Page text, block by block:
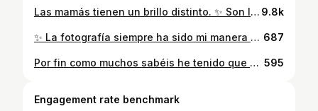
Las mamás tienen un brillo distinto. ✨ Son las primeras en despertar, las últimas en descansar y, aun así, siempre encuentran una sonrisa para sus hijos. En sus brazos cabe el mundo entero, y en su amor, la calma que todo niño necesita. 💗 Las sesiones familiares son una forma de detener el tiempo, de capturar esos instantes que pasan tan rápido: las risas, las miradas, los abrazos que hablan sin decir una palabra. Porque un día los niños crecen, pero las fotos quedan… y nos recuerdan cuánta magia hubo (y hay) en cada etapa de ser mamá. 🌿 Gracias @judiitharias_ por dejar magia por dónde pasas, eres maravillosa ❤️🫶🏼 #MagiaDeSerMamá #FotografíaFamiliar #SesionesConAmor #AmorDeMadre #RecuerdosParaSiempre #FotografíaNatural #FamiliaBonita #FotografíaDeEmociones #amorinfinito #juditharias 9.8k
✨ La fotografía siempre ha sido mi manera de contar historias. Tras 3 años de pausa, he vuelto con más ilusión que nunca, lista para salir de mi zona de confort y explorar nuevos mundos creativos. 📸 Soy fotógrafa en Mallorca, especializada en embarazadas y recién nacidos, y ahora también quiero dar espacio a artistas, bailarinas y profesionales que buscan imágenes potentes, con alma y estilo propio. Si eres artista y quieres mostrar tu esencia con un retrato profesional y diferente, escríbeme. Este es tu momento, y me encantaría ser quien lo capture. 🌿 Mallorca · Fotografía artística · Retratos profesionales #FotografíaMallorca #FotógrafaMallorca #FotografíaArtística #FotografíaProfesional #RetratosArtísticos #ArtistasMallorca #DanzaDelVientre #FotografíaCreativa #FotografíaDeArte #RetratosConAlma 687
Por fin como muchos sabéis he tenido que hacer un parón muy grande en estos dos años, por que pase 7 abortos... lo cual ha sido un infierno para mí y lo que me suponía tener que ver embarazadas y recién nacidos, pero nunca nos rendimos y aunque hemos pasado un embarazo con muchas complicaciones... mucho miedo y estrés , por fin tenemos a nuestro bebe arcoíris Ela, así que en breve nos vamos a ir reincorporando, y los clientes que tengáis cosas pendientes, no puedo decir mas que lo siento, os avisare cuando tenga habilitada en mi app Priscila Norg un apartado de reclamaciones, donde os atenderemos lo mas rápido posible donde nos podréis comunicar que es lo que os falta o en que parte nos quedamos, para poder entregarlo y resolverlo lo antes posible, independientemente , la app uhplow que es donde os pasaba las galerías tubo un ataque cibernético, ahora se llama look&flow (por si queréis comprobarlo) ahora lo haremos todo a través de mi app, esto lo digo porque quizás si tienes galerías pendientes tendrás que volver a elegir las fotos. Muchas gracias por tu paciencia y empatía, espero que muy pronto puedas disponer de todos tus recuerdos, hay muchos álbumes que al llevar tanto tiempo en cajas han cogido humedad y se han estropeado, por lo cual los volveremos a pedir sin y en 15 días los dispondremos aquí. 595
Engagement rate benchmark